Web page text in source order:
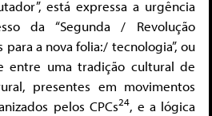
está expressa a urgência
da “Segunda / Revolução
para a nova folia:/ tecnologia”, ou
entre uma tradição cultural de
presentes em movimentos
pelos CPCs24, e a lógica